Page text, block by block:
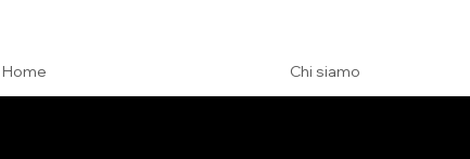
Home Chi siamo